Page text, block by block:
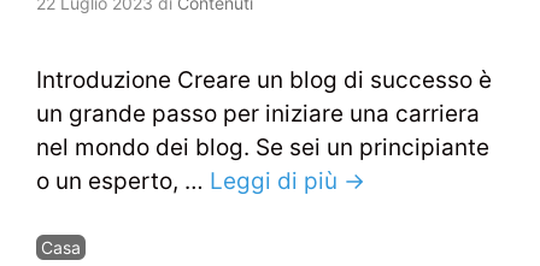
Introduzione Creare un blog di successo è
un grande passo per iniziare una carriera
nel mondo dei blog. Se sei un principiante
o un esperto, … Leggi di più →
Categorie
Casa